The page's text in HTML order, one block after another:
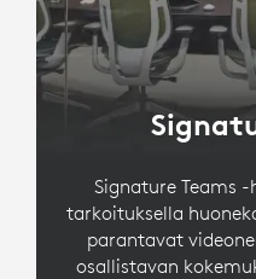
Signature Teams
tarkoituksella
parantavat
osallistavan